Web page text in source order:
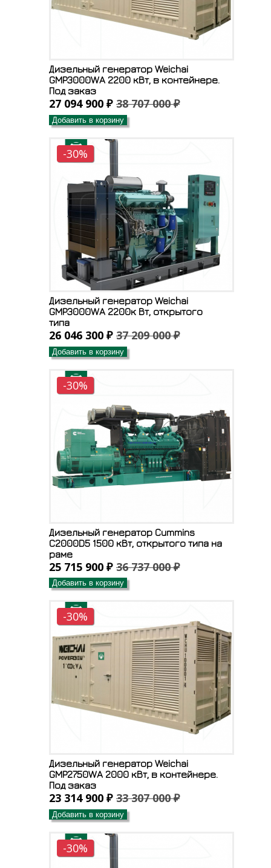
Дизельный генератор Weichai
GMP3000WA 2200 кВт, в контейнере.
Под заказ
27 094 900 ₽ 38 707 000 ₽
Добавить в корзину
-30%
Дизельный генератор Weichai
GMP3000WA 2200к Вт, открытого
типа
26 046 300 ₽ 37 209 000 ₽
Добавить в корзину
-30%
Дизельный генератор Cummins
C2000D5 1500 кВт, открытого типа на
раме
25 715 900 ₽ 36 737 000 ₽
Добавить в корзину
-30%
Дизельный генератор Weichai
GMP2750WA 2000 кВт, в контейнере.
Под заказ
23 314 900 ₽ 33 307 000 ₽
Добавить в корзину
-30%